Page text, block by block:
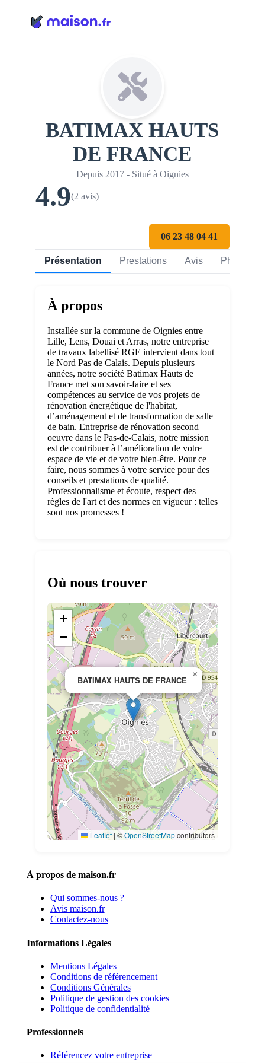
BATIMAX HAUTS
DE FRANCE
Depuis 2017 - Situé à Oignies
4.9(2 avis)
06 23 48 04 41
Présentation Prestations Avis Photos
À propos
Installée sur la commune de Oignies entre
Lille, Lens, Douai et Arras, notre entreprise
de travaux labellisé RGE intervient dans tout
le Nord Pas de Calais. Depuis plusieurs
années, notre société Batimax Hauts de
France met son savoir-faire et ses
compétences au service de vos projets de
rénovation énergétique de l'habitat,
d’aménagement et de transformation de salle
de bain. Entreprise de rénovation second
oeuvre dans le Pas-de-Calais, notre mission
est de contribuer à l’amélioration de votre
espace de vie et de votre bien-être. Pour ce
faire, nous sommes à votre service pour des
conseils et prestations de qualité.
Professionnalisme et écoute, respect des
règles de l'art et des normes en vigueur : telles
sont nos promesses !
Où nous trouver
BATIMAX HAUTS DE FRANCE
×
+
−
Leaflet | ©OpenStreetMapcontributors
À propos de maison.fr
Qui sommes-nous ?
Avis maison.fr
Contactez-nous
Informations Légales
Mentions Légales
Conditions de référencement
Conditions Générales
Politique de gestion des cookies
Politique de confidentialité
Professionnels
Référencez votre entreprise